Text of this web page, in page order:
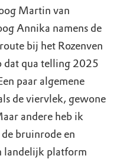
Martin van
Annika namens de
bij het Rozenven
dat qua telling 2025
paar algemene
de viervlek, gewone
andere heb ik
bruinrode en
landelijk platform